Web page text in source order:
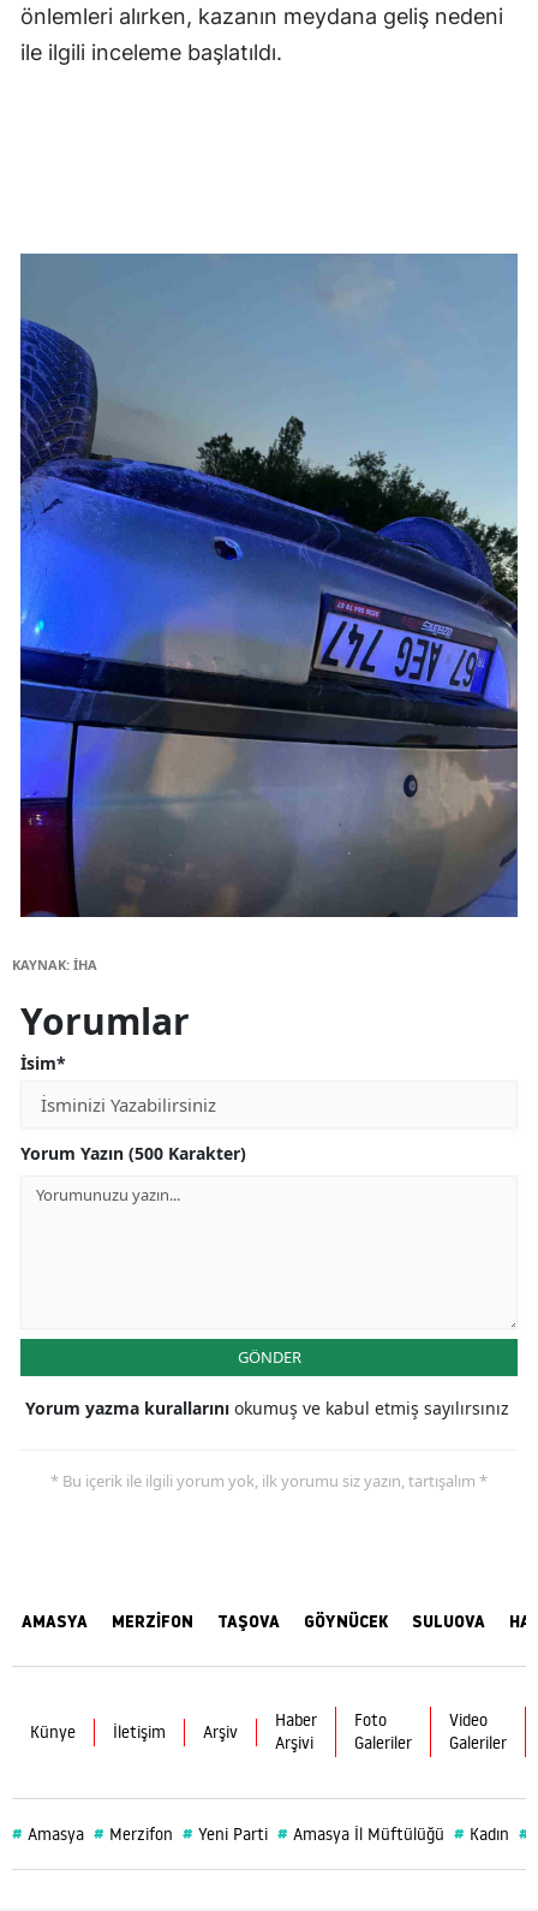
önlemleri alırken, kazanın meydana geliş nedeni
ile ilgili inceleme başlatıldı.
KAYNAK: İHA
Yorumlar
İsim*
Yorum Yazın (500 Karakter)
GÖNDER
Yorum yazma kurallarını okumuş ve kabul etmiş sayılırsınız
* Bu içerik ile ilgili yorum yok, ilk yorumu siz yazın, tartışalım *
AMASYA MERZİFON TAŞOVA GÖYNÜCEK SULUOVA
Künye İletişim Arşiv
Haber
Arşivi
Foto
Galeriler
Video
Galeriler
# Amasya # Merzifon # Yeni Parti # Amasya İl Müftülüğü # Kadın #